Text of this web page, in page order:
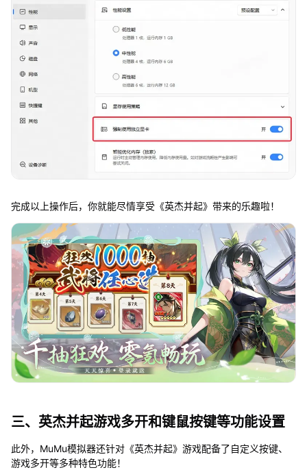
完成以上操作后，你就能尽情享受《英杰并起》带来的乐趣啦！
三、英杰并起游戏多开和键鼠按键等功能设置
此外，MuMu模拟器还针对《英杰并起》游戏配备了自定义按键、
游戏多开等多种特色功能！